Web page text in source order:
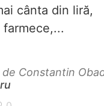
cânta din liră,
de Constantin